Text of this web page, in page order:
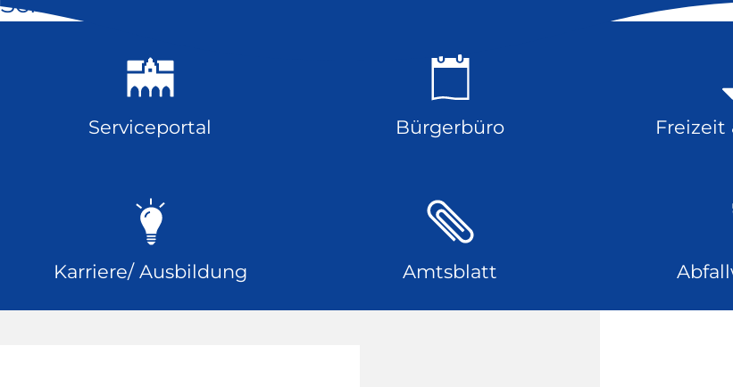
Serviceportal Bürgerbüro Freizeit
Karriere/ Ausbildung Amtsblatt